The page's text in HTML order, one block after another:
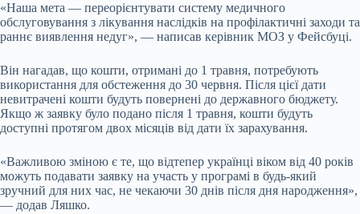
«Наша мета — переорієнтувати систему медичного
обслуговування з лікування наслідків на профілактичні заходи та
раннє виявлення недуг», — написав керівник МОЗ у Фейсбуці.
Він нагадав, що кошти, отримані до 1 травня, потребують
використання для обстеження до 30 червня. Після цієї дати
невитрачені кошти будуть повернені до державного бюджету.
Якщо ж заявку було подано після 1 травня, кошти будуть
доступні протягом двох місяців від дати їх зарахування.
«Важливою зміною є те, що відтепер українці віком від 40 років
можуть подавати заявку на участь у програмі в будь-який
зручний для них час, не чекаючи 30 днів після дня народження»,
— додав Ляшко.